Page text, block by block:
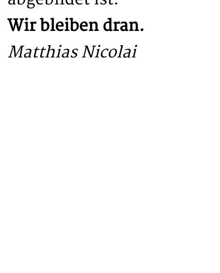
Wir bleiben dran.
Matthias Nicolai